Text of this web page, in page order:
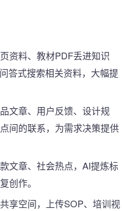
资料、教材PDF丢进知识
答式搜索相关资料，大幅提
文章、用户反馈、设计规
间的联系，为需求决策提供
文章、社会热点，AI提炼标
创作。
享空间，上传SOP、培训视